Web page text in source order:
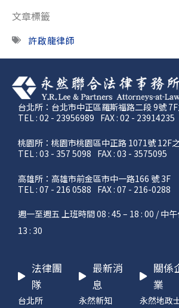
文章標籤
許啟龍律師
台北所：台北市中正區羅斯福路二段 9號
TEL : 02 - 23956989 FAX : 02 - 23914235
桃園所：桃園市桃園區中正路 1071號 12F
TEL : 03 - 357 5098 FAX : 03 - 3575095
高雄所：高雄市前金區市中一路166 號 3F
TEL : 07 - 216 0588 FAX : 07 - 216-0288
週一至週五 上班時間 08 : 45 – 18 : 00 / 中
13 : 30
法律團
隊
台北所
最新消
息
永然新知
關係
業
永然地政